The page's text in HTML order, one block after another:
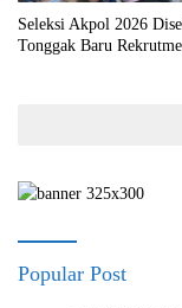
Seleksi Akpol 2026
Tonggak Baru
Popular Post